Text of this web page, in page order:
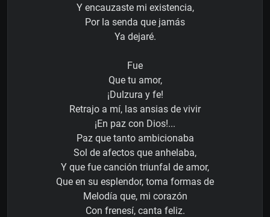
Y encauzaste mi existencia,
Por la senda que jamás
Ya dejaré.
Fue
Que tu amor,
¡Dulzura y fe!
Retrajo a mí, las ansias de vivir
¡En paz con Dios!...
Paz que tanto ambicionaba
Sol de afectos que anhelaba,
Y que fue canción triunfal de amor,
Que en su esplendor, toma formas de
Melodía que, mi corazón
Con frenesí, canta feliz.